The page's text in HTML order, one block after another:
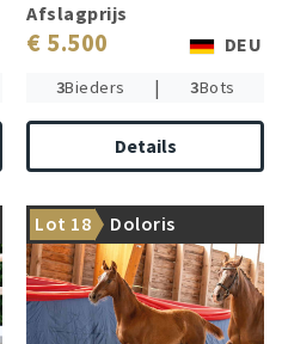
Afslagprijs
€ 5.500 DEU
3Bieders | 3Bots
Details
Lot 18 Doloris
The licensed and S-dressage
winner De Beau is brother of
the dam